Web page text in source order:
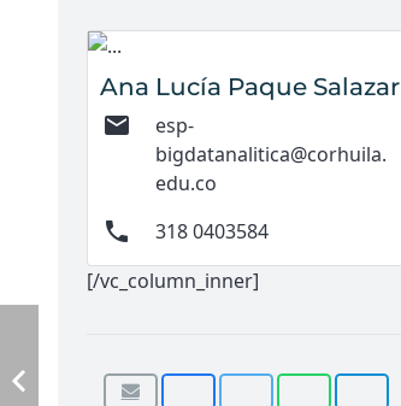
Ana Lucía Paque Salazar
mail
esp-
bigdatanalitica@corhuila.
edu.co
phone
318 0403584
[/vc_column_inner]